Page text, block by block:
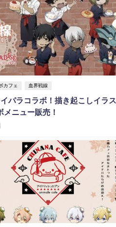
カフェ 血界戦線
パラコラボ！描き起こしイラ
メニュー販売！